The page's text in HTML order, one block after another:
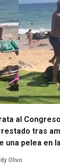
al
tras
una pelea en
Olivo